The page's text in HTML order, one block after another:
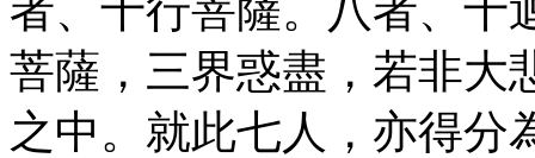
者、十行菩薩。八者、十
菩薩，三界惑盡，若非大
之中。就此七人，亦得分